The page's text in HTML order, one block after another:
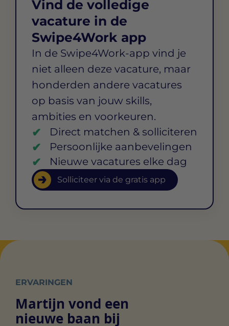
Vind de volledige
vacature in de
Swipe4Work app
In de Swipe4Work-app vind je
niet alleen deze vacature, maar
honderden andere vacatures
op basis van jouw skills,
ambities en voorkeuren.
Direct matchen & solliciteren
Persoonlijke aanbevelingen
Nieuwe vacatures elke dag
Solliciteer via de gratis app
ERVARINGEN
Martijn vond een
nieuwe baan bij